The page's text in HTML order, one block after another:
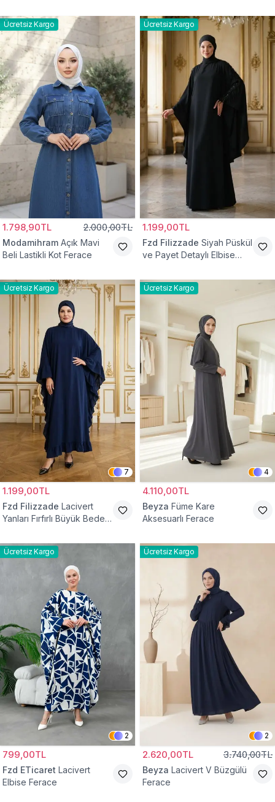
Ücretsiz Kargo
1.798,90TL 2.000,00TL
Modamihram Açık Mavi
Beli Lastikli Kot Ferace
Ücretsiz Kargo
1.199,00TL
Fzd Filizzade Siyah Püskül
ve Payet Detaylı Elbise
Ücretsiz Kargo
7
1.199,00TL
Fzd Filizzade Lacivert
Yanları Fırfırlı Büyük Beden
Ücretsiz Kargo
4
4.110,00TL
Beyza Füme Kare
Aksesuarlı Ferace
Ücretsiz Kargo
2
799,00TL
Fzd ETicaret Lacivert
Elbise Ferace
Ücretsiz Kargo
2
2.620,00TL 3.740,00TL
Beyza Lacivert V Büzgülü
Ferace